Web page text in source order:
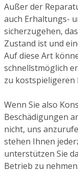
Außer der
auch Erhaltungs-
sicherzugehen,
Zustand ist und
Auf diese Art
schnellstmöglich
zu kostspieligeren
Wenn Sie also
Beschädigungen
nicht, uns
stehen Ihnen
unterstützen Sie
Betrieb zu nehmen.